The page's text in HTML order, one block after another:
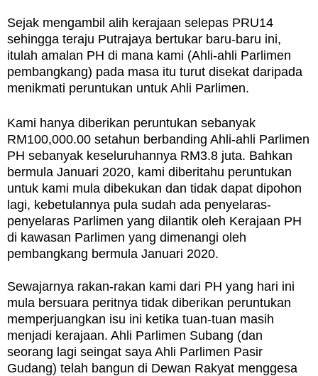
Sejak mengambil alih kerajaan selepas PRU14
sehingga teraju Putrajaya bertukar baru-baru ini,
itulah amalan PH di mana kami (Ahli-ahli Parlimen
pembangkang) pada masa itu turut disekat daripada
menikmati peruntukan untuk Ahli Parlimen.
Kami hanya diberikan peruntukan sebanyak
RM100,000.00 setahun berbanding Ahli-ahli Parlimen
PH sebanyak keseluruhannya RM3.8 juta. Bahkan
bermula Januari 2020, kami diberitahu peruntukan
untuk kami mula dibekukan dan tidak dapat dipohon
lagi, kebetulannya pula sudah ada penyelaras-
penyelaras Parlimen yang dilantik oleh Kerajaan PH
di kawasan Parlimen yang dimenangi oleh
pembangkang bermula Januari 2020.
Sewajarnya rakan-rakan kami dari PH yang hari ini
mula bersuara peritnya tidak diberikan peruntukan
memperjuangkan isu ini ketika tuan-tuan masih
menjadi kerajaan. Ahli Parlimen Subang (dan
seorang lagi seingat saya Ahli Parlimen Pasir
Gudang) telah bangun di Dewan Rakyat menggesa